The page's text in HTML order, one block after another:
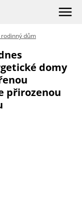
dům
domy
přirozenou